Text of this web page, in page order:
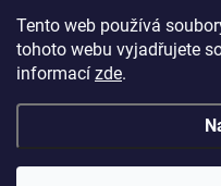
Tento web používá
tohoto webu vyjadřujete
informací zde.
Vrácení, reklamace
Obchodní podmínky